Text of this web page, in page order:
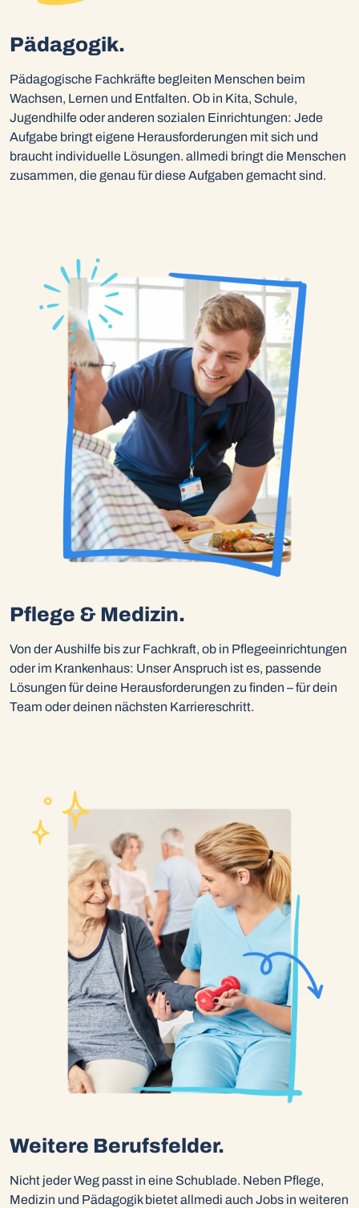
Pädagogik.
Pädagogische Fachkräfte begleiten Menschen beim
Wachsen, Lernen und Entfalten. Ob in Kita, Schule,
Jugendhilfe oder anderen sozialen Einrichtungen: Jede
Aufgabe bringt eigene Herausforderungen mit sich und
braucht individuelle Lösungen. allmedi bringt die Menschen
zusammen, die genau für diese Aufgaben gemacht sind.
Pflege & Medizin.
Von der Aushilfe bis zur Fachkraft, ob in Pflegeeinrichtungen
oder im Krankenhaus: Unser Anspruch ist es, passende
Lösungen für deine Herausforderungen zu finden – für dein
Team oder deinen nächsten Karriereschritt.
Weitere Berufsfelder.
Nicht jeder Weg passt in eine Schublade. Neben Pflege,
Medizin und Pädagogik bietet allmedi auch Jobs in weiteren